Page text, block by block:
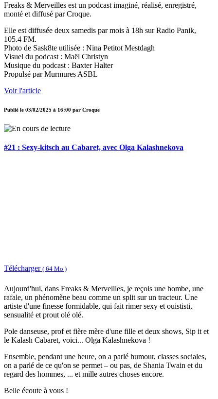
Freaks & Merveilles est un podcast imaginé, réalisé, enregistré,
monté et diffusé par Croque.
Elle est diffusée deux samedis par mois à 18h sur Radio Panik,
105.4 FM.
Photo de Sask8te utilisée : Nina Petitot Mestdagh
Visuel du podcast : Maël Christyn
Musique du podcast : Baxter Halter
Propulsé par Murmures ASBL
Voir l'article
Publié le 03/02/2025 à 16:00 par Croque
#21 : Sexy-kitsch au Cabaret, avec Olga Kalashnekova
Télécharger ( 64 Mo )
Aujourd'hui, dans Freaks & Merveilles, je reçois une bombe, une
rafale, un phénomène beau comme un split sur un tracteur. Une
artiste d'une finesse formidable, qui fait rimer sexy et ouististi,
sensualité et prout olé olé.
Pole danseuse, prof et fière mère d'une fille et deux shows, Sip it et
le Kalash Cabaret, voici... Olga Kalashnekova !
Ensemble, pendant une heure, on a parlé humour, classes sociales,
on a parlé de ce qu'on se permet – ou pas, de Shania Twain et du
regard des hommes, ... et mille autres choses encore.
Belle écoute à vous !